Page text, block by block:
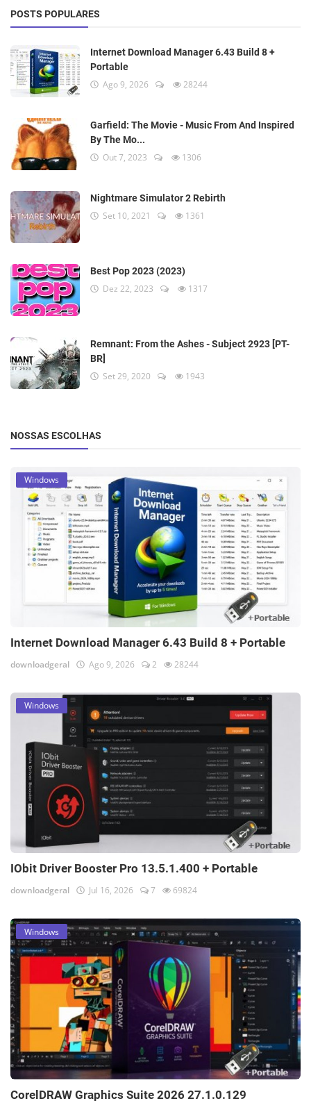
POSTS POPULARES
Internet Download Manager 6.43 Build 8 +
Portable
Ago 9, 2026 28244
Garfield: The Movie - Music From And Inspired
By The Mo...
Out 7, 2023 1306
Nightmare Simulator 2 Rebirth
Set 10, 2021 1361
Best Pop 2023 (2023)
Dez 22, 2023 1317
Remnant: From the Ashes - Subject 2923 [PT-
BR]
Set 29, 2020 1943
NOSSAS ESCOLHAS
Windows
Internet Download Manager 6.43 Build 8 + Portable
downloadgeral Ago 9, 2026 2 28244
Windows
IObit Driver Booster Pro 13.5.1.400 + Portable
downloadgeral Jul 16, 2026 7 69824
Windows
CorelDRAW Graphics Suite 2026 27.1.0.129